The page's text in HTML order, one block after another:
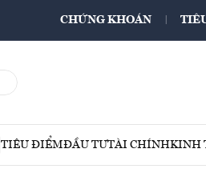
CHỨNG KHOÁN
TIÊU ĐIỂMĐẦU TƯTÀI CHÍNHKINH